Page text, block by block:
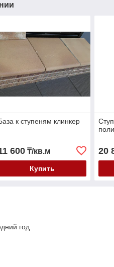
к ступеням клинкер
600₸/кв.м
Купить
20
год